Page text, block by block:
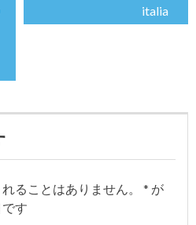
italia
ることはありません。 * が
す